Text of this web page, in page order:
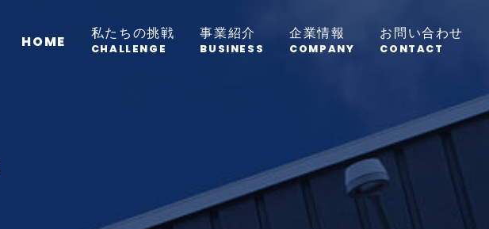
HOME 私たちの挑戦
CHALLENGE
事業紹介
BUSINESS
企業情報
COMPANY
お問い合わせ
CONTACT